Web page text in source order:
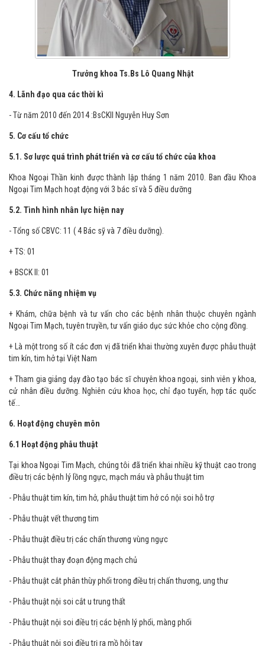
Trưởng khoa Ts.Bs Lô Quang Nhật
4. Lãnh đạo qua các thời kì
- Từ năm 2010 đến 2014 :BsCKII Nguyễn Huy Sơn
5. Cơ cấu tổ chức
5.1. Sơ lược quá trình phát triển và cơ cấu tổ chức của khoa
Khoa Ngoại Thần kinh được thành lập tháng 1 năm 2010. Ban đầu Khoa
Ngoại Tim Mạch hoạt động với 3 bác sĩ và 5 điều dưỡng
5.2. Tình hình nhân lực hiện nay
- Tổng số CBVC: 11 ( 4 Bác sỹ và 7 điều dưỡng).
+ TS: 01
+ BSCK II: 01
5.3. Chức năng nhiệm vụ
+ Khám, chữa bệnh và tư vấn cho các bệnh nhân thuộc chuyên ngành
Ngoại Tim Mạch, tuyên truyền, tư vấn giáo dục sức khỏe cho cộng đồng.
+ Là một trong số ít các đơn vị đã triển khai thường xuyên được phẫu thuật
tim kín, tim hở tại Việt Nam
+ Tham gia giảng dạy đào tạo bác sĩ chuyên khoa ngoại, sinh viên y khoa,
cử nhân điều dưỡng. Nghiên cứu khoa học, chỉ đạo tuyến, hợp tác quốc
tế…
6. Hoạt động chuyên môn
6.1 Hoạt động phẫu thuật
Tại khoa Ngoại Tim Mạch, chúng tôi đã triển khai nhiều kỹ thuật cao trong
điều trị các bệnh lý lồng ngực, mạch máu và phẫu thuật tim
- Phẫu thuật tim kín, tim hở, phẫu thuật tim hở có nội soi hỗ trợ
- Phẫu thuật vết thương tim
- Phẫu thuật điều trị các chấn thương vùng ngực
- Phẫu thuật thay đoạn động mạch chủ
- Phẫu thuật cắt phân thùy phổi trong điều trị chấn thương, ung thư
- Phẫu thuật nội soi cắt u trung thất
- Phẫu thuật nội soi điều trị các bệnh lý phổi, màng phổi
- Phẫu thuật nội soi điều trị ra mồ hôi tay